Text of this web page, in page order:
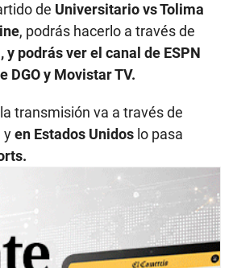
de Universitario vs Tolima
, podrás hacerlo a través de
y podrás ver el canal de ESPN
DGO y Movistar TV.
transmisión va a través de
yen Estados Unidos lo pasa